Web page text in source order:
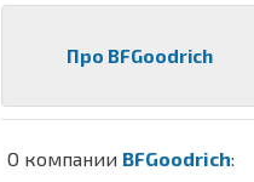
Про BFGoodrich
О компании BFGoodrich: